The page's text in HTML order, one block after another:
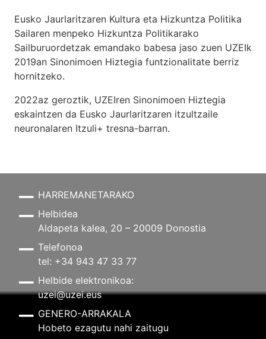
Eusko Jaurlaritzaren Kultura eta Hizkuntza Politika
Sailaren menpeko Hizkuntza Politikarako
Sailburuordetzak emandako babesa jaso zuen UZEIk
2019an Sinonimoen Hiztegia funtzionalitate berriz
hornitzeko.
2022az geroztik, UZEIren Sinonimoen Hiztegia
eskaintzen da Eusko Jaurlaritzaren itzultzaile
neuronalaren Itzuli+ tresna-barran.
HARREMANETARAKO
Helbidea
Aldapeta kalea, 20 – 20009 Donostia
Telefonoa
tel: +34 943 47 33 77
Helbide elektronikoa:
uzei@uzei.eus
GENERO-ARRAKALA
Hobeto ezagutu nahi zaitugu